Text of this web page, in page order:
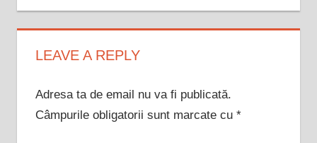
articole
LEAVE A REPLY
Adresa ta de email nu va fi publicată.
Câmpurile obligatorii sunt marcate cu *